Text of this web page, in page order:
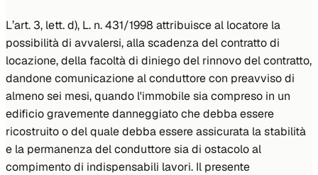
L’art. 3, lett. d), L. n. 431/1998 attribuisce al locatore la
possibilità di avvalersi, alla scadenza del contratto di
locazione, della facoltà di diniego del rinnovo del contratto,
dandone comunicazione al conduttore con preavviso di
almeno sei mesi, quando l'immobile sia compreso in un
edificio gravemente danneggiato che debba essere
ricostruito o del quale debba essere assicurata la stabilità
e la permanenza del conduttore sia di ostacolo al
compimento di indispensabili lavori. Il presente